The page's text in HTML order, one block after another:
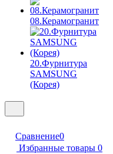
08.Керамогранит
20.Фурнитура
SAMSUNG
(Корея)
Сравнение0
Избранные товары 0